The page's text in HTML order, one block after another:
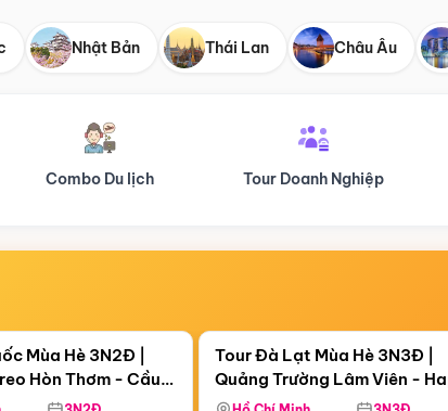
Nhật Bản Thái Lan Châu Âu
Tour Doanh Nghiệp Du lịch Hành Hương
Hòn Thơm
Mùa Hè 3N2Đ |
Hòn Thơm - Cầu
Nước Aquatopia
Còn05 ngày 02:10:13
Tour Đà Lạt Mùa Hè 3N3Đ |
Quảng Trường Lâm Viên -
Hill - Puppy Farm